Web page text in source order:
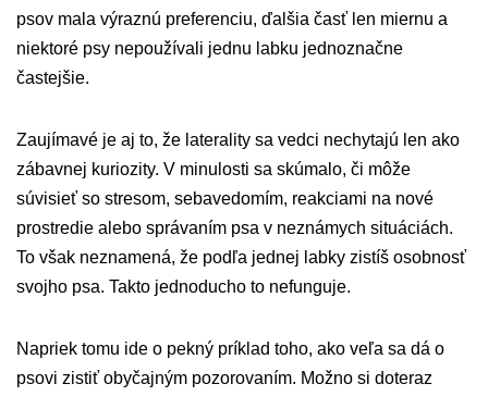
psov mala výraznú preferenciu, ďalšia časť len miernu a
niektoré psy nepoužívali jednu labku jednoznačne
častejšie.
Zaujímavé je aj to, že laterality sa vedci nechytajú len ako
zábavnej kuriozity. V minulosti sa skúmalo, či môže
súvisieť so stresom, sebavedomím, reakciami na nové
prostredie alebo správaním psa v neznámych situáciách.
To však neznamená, že podľa jednej labky zistíš osobnosť
svojho psa. Takto jednoducho to nefunguje.
Napriek tomu ide o pekný príklad toho, ako veľa sa dá o
psovi zistiť obyčajným pozorovaním. Možno si doteraz